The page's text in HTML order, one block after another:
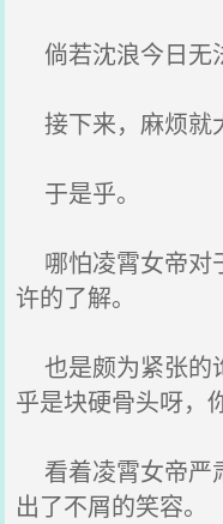
倘若沈浪今日
接下来，麻烦就
于是乎。
哪怕凌霄女帝对
许的了解。
也是颇为紧张的
乎是块硬骨头呀，
看着凌霄女帝严
出了不屑的笑容。